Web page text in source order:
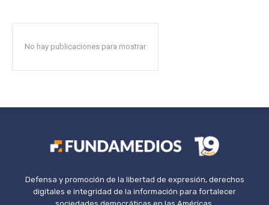
No hay publicaciones para mostrar
Defensa y promoción de la libertad de expresión, derechos
digitales e integridad de la información para fortalecer